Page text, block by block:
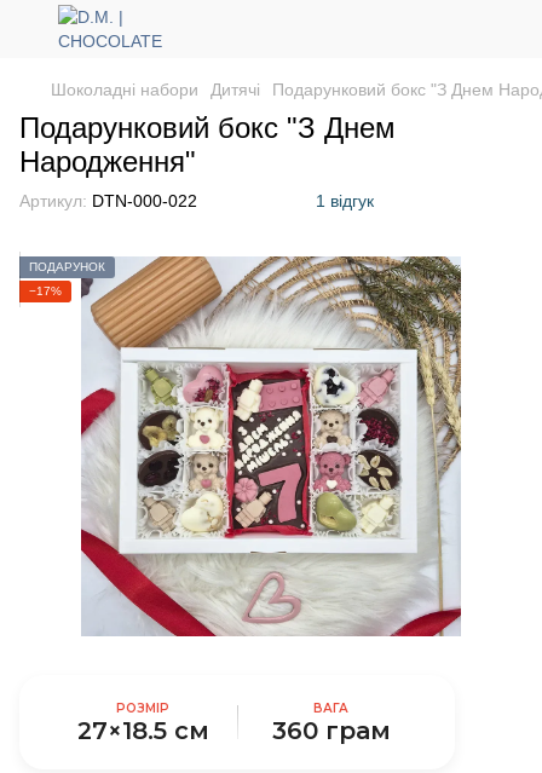
Шоколадні набори Дитячі Подарунковий бокс "З Днем
Подарунковий бокс "З Днем
Народження"
Артикул: DTN-000-022 1 відгук
ПОДАРУНОК
−17%
РОЗМІР
27×18.5 см
ВАГА
360 грам